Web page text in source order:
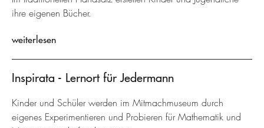
ihre eigenen Bücher.
weiterlesen
Inspirata - Lernort für Jedermann
Kinder und Schüler werden im Mitmachmuseum durch
eigenes Experimentieren und Probieren für Mathematik und